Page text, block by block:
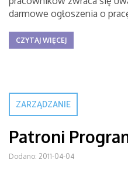
darmowe ogłoszenia o
CZYTAJ WIĘCEJ
ZARZĄDZANIE
Patroni
Dodano: 2011-04-04